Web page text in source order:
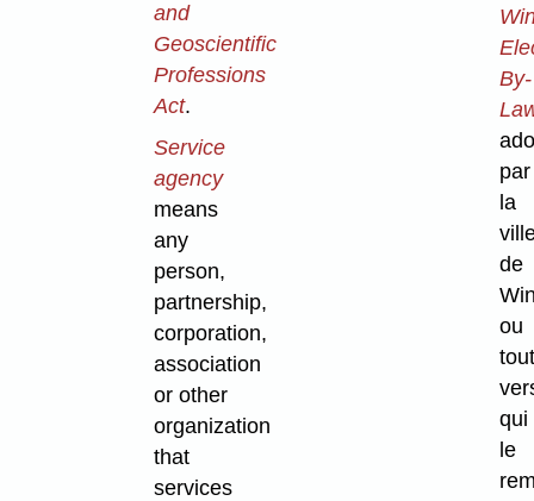
and
Geoscientific
Professions
Act.
Service
agency
means
any
person,
partnership,
corporation,
association
or other
organization
that
services
By-
par
la
de
ou
qui
le